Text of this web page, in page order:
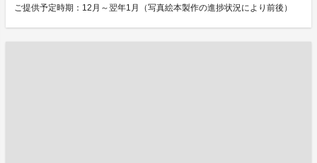
ご提供予定時期：12月～翌年1月（写真絵本製作の進捗状況により前後）